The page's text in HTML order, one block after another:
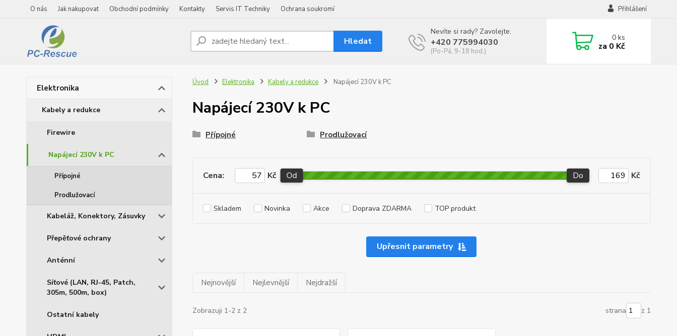
O nás Jak nakupovat Obchodní podmínky Kontakty Servis IT Techniky Ochrana soukromí Přihlášení
Hledat
Nevíte si rady? Zavolejte.
+420 775994030
(Po-Pá, 9-18 hod.)
0ks
za 0 Kč
Elektronika
Kabely a redukce
Firewire
Napájecí 230V k PC
Přípojné
Prodlužovací
Kabeláž, Konektory, Zásuvky
Přepěťové ochrany
Anténní
Síťové (LAN, RJ-45, Patch,
305m, 500m, box)
Ostatní kabely
Úvod Elektronika Kabely a redukce Napájecí 230V k PC
Napájecí 230V k PC
Přípojné Prodlužovací
Upřesnit parametry
Cena: Kč Od Do Kč
Skladem Novinka Akce Doprava ZDARMA TOP produkt
Nejnovější Nejlevnější Nejdražší
Zobrazuji 1-2 z 2 strana z 1